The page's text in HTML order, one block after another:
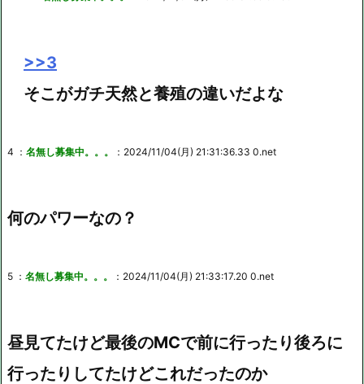
>>3
そこがガチ天然と養殖の違いだよな
4 ： 名無し募集中。。。 ：2024/11/04(月) 21:31:36.33 0.net
何のパワーなの？
5 ： 名無し募集中。。。 ：2024/11/04(月) 21:33:17.20 0.net
昼見てたけど最後のMCで前に行ったり後ろに
行ったりしてたけどこれだったのか